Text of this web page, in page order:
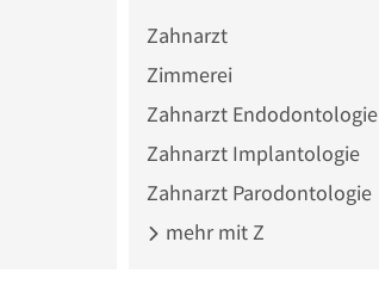
Zahnarzt
Zimmerei
Zahnarzt Endodontologie
Zahnarzt Implantologie
Zahnarzt Parodontologie
mehr mit Z